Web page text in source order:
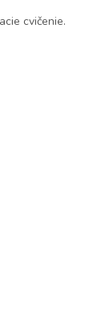
cvičenie.